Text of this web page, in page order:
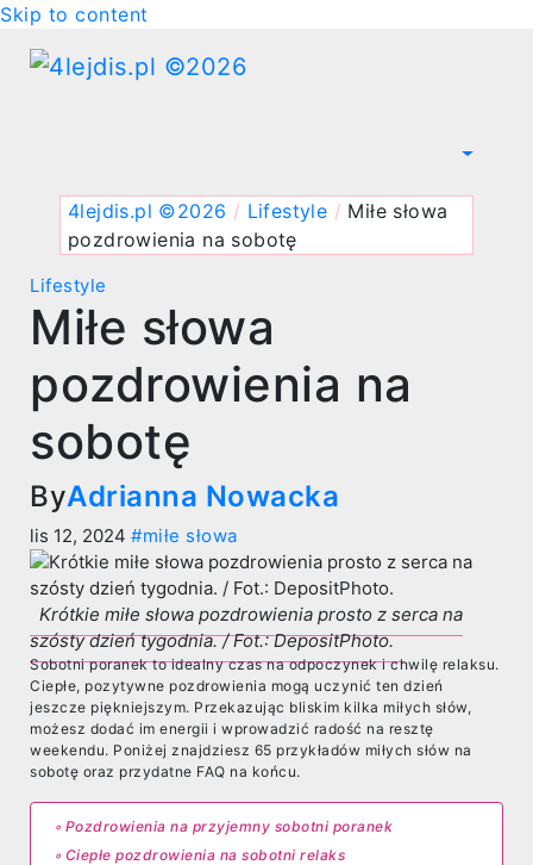
Skip to content
4lejdis.pl ©2026 / Lifestyle / Miłe słowa
pozdrowienia na sobotę
Lifestyle
Miłe słowa
pozdrowienia na
sobotę
ByAdrianna Nowacka
lis 12, 2024 #miłe słowa
Krótkie miłe słowa pozdrowienia prosto z serca na
szósty dzień tygodnia. / Fot.: DepositPhoto.
Sobotni poranek to idealny czas na odpoczynek i chwilę relaksu.
Ciepłe, pozytywne pozdrowienia mogą uczynić ten dzień
jeszcze piękniejszym. Przekazując bliskim kilka miłych słów,
możesz dodać im energii i wprowadzić radość na resztę
weekendu. Poniżej znajdziesz 65 przykładów miłych słów na
sobotę oraz przydatne FAQ na końcu.
Pozdrowienia na przyjemny sobotni poranek
Ciepłe pozdrowienia na sobotni relaks